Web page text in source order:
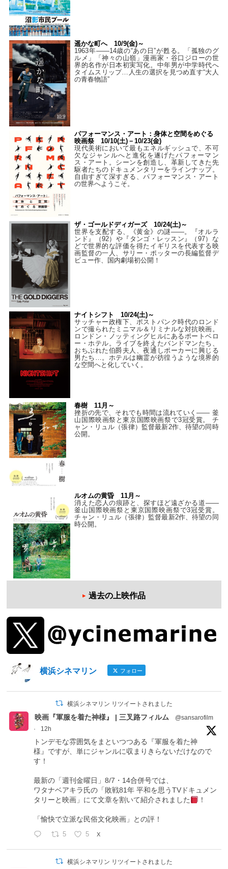
遥かな町へ 10/9(金)～
1963年――14歳の“あの日”が甦る。「孤独のグ
ルメ」「神々の山嶺」漫画家・谷口ジローの世
界的名作が日本初実写化。中年男が中学時代へ
タイムスリップ…人生の選択を見つめ直す“大人
の青春物語”
パフォーマンス・アート：身体と空間をめぐる
映画祭 10/10(土)－10/23(金)
現代美術において最もエネルギッシュで、不可
欠なジャンルへと進化を遂げたパフォーマン
ス・アート。シーンを創造し、革新してきた先
駆者たちのドキュメンタリーをラインナップ。
自由すぎて深すぎる、パフォーマンス・アート
の世界へようこそ。
ザ・ゴールドディガーズ 10/24(土)～
世界を支配する、《黄金》の謎――。『オルラ
ンド』（92）や『タンゴ・レッスン』（97）な
どで世界的な評価を得たイギリスを代表する映
画監督の一人、サリー・ポッターの長編監督デ
ビュー作、国内劇場初公開！
ナイトシフト 10/24(土)～
サッチャー政権下、ポストパンク時代のロンド
ンで撮られたミニマル＆リミナルな対抗映画。
ロンドン・ノッティングヒルにあるポートベロ
ー・ホテル。ライブを終えたバンドマンたち、
おちぶれた伯爵夫人、夜通しポーカーに興じる
男たち…。ホテルは幽霊が彷徨うような境界的
な空間へと化していく。
春樹 11月～
挫折の先で、それでも時間は流れていく—— 釜
山国際映画祭と東京国際映画祭で3冠受賞。 チ
ャン・リュル（張律）監督最新2作、待望の同時
公開。
ルオムの黄昏 11月～
消えた恋人の痕跡と、探すほど遠ざかる道——
釜山国際映画祭と東京国際映画祭で3冠受賞。
チャン・リュル（張律）監督最新2作、待望の同
時公開。
過去の上映作品
横浜シネマリン フォロー
横浜シネマリン リツイートされました
映画『軍服を着た神様』 | 三叉路フィルム
@sansarofilm
·
12h
トンデモな雰囲気をまといつつある『軍服を着た神
様』ですが、単にジャンルに収まりきらないだけなので
す！
最新の「週刊金曜日」8/7・14合併号では、
ワタナベアキラ氏の「敗戦81年 平和を思うTVドキュメン
タリーと映画」にて文章を割いて紹介されました
！
「愉快で立派な民俗文化映画」との評！
5 5 X
横浜シネマリン リツイートされました